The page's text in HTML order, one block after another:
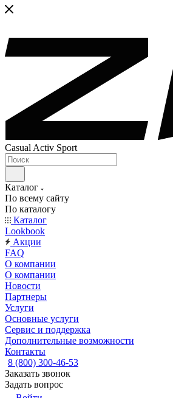
Casual Activ Sport
Каталог
По всему сайту
По каталогу
Каталог
Lookbook
Акции
FAQ
О компании
О компании
Новости
Партнеры
Услуги
Основные услуги
Сервис и поддержка
Дополнительные возможности
Контакты
8 (800) 300-46-53
Заказать звонок
Задать вопрос